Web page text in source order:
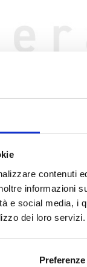
contenuti
informazioni
e social media, i
dei loro servizi.
Preferenze